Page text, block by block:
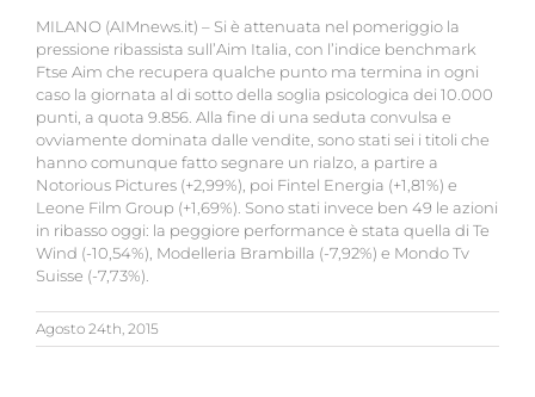
MILANO (AIMnews.it) – Si è attenuata nel pomeriggio la
pressione ribassista sull’Aim Italia, con l’indice benchmark
Ftse Aim che recupera qualche punto ma termina in ogni
caso la giornata al di sotto della soglia psicologica dei 10.000
punti, a quota 9.856. Alla fine di una seduta convulsa e
ovviamente dominata dalle vendite, sono stati sei i titoli che
hanno comunque fatto segnare un rialzo, a partire a
Notorious Pictures (+2,99%), poi Fintel Energia (+1,81%) e
Leone Film Group (+1,69%). Sono stati invece ben 49 le azioni
in ribasso oggi: la peggiore performance è stata quella di Te
Wind (-10,54%), Modelleria Brambilla (-7,92%) e Mondo Tv
Suisse (-7,73%).
Agosto 24th, 2015